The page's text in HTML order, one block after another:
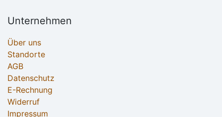
Unternehmen
Über uns
Standorte
AGB
Datenschutz
E-Rechnung
Widerruf
Impressum